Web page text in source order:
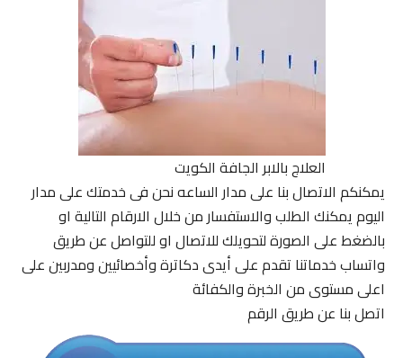
العلاج بالابر الجافة الكويت
يمكنكم الاتصال بنا على مدار الساعه نحن فى خدمتك على مدار
اليوم يمكنك الطلب والاستفسار من خلال الارقام التالية او
بالضغط على الصورة لتحويلك للاتصال او للتواصل عن طريق
واتساب خدماتنا تقدم على أيدى دكاترة وأخصائيين ومدربين على
اعلى مستوى من الخبرة والكفائة
اتصل بنا عن طريق الرقم